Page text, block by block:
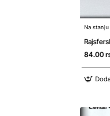
Na stanju
84.00